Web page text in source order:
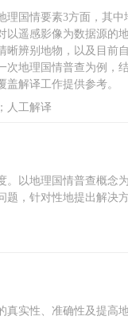
国情要素3方面，其
遥感影像为数据源的
辨别地物，以及目前
地理国情普查为例，
解译工作提供参考。
人工解译
以地理国情普查概念
，针对性地提出解决
实性、准确性及提高